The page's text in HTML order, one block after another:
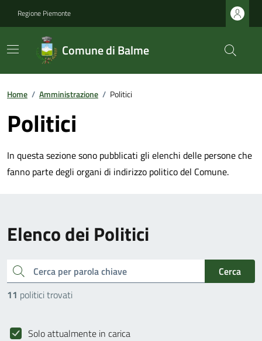
Regione Piemonte
Comune di Balme
Home / Amministrazione / Politici
Politici
In questa sezione sono pubblicati gli elenchi delle persone che
fanno parte degli organi di indirizzo politico del Comune.
Elenco dei Politici
cerca
Cerca
11 politici trovati
Solo attualmente in carica